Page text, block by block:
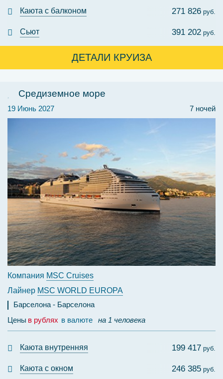
Каюта с балконом 271 826 руб.
Сьют 391 202 руб.
ДЕТАЛИ КРУИЗА
Средиземное море
7 ночей
19 Июнь 2027
Компания MSC Cruises
Лайнер MSC WORLD EUROPA
Барселона
Барселона
Цены в рублях в валюте на 1 человека
Каюта внутренняя 199 417 руб.
Каюта с окном 246 385 руб.